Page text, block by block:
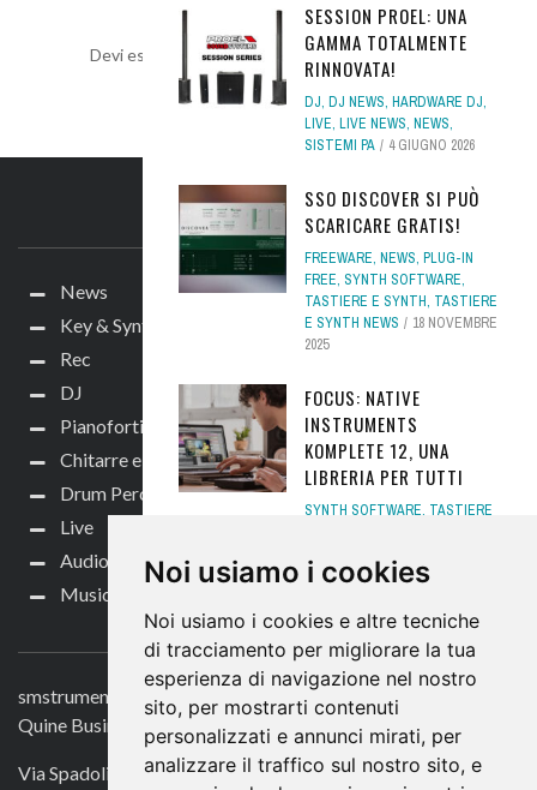
Noi usiamo i cookies
Noi usiamo i cookies e altre tecniche
di tracciamento per migliorare la tua
esperienza di navigazione nel nostro
sito, per mostrarti contenuti
personalizzati e annunci mirati, per
analizzare il traffico sul nostro sito, e
Devi essere connessoper inviare un commento.
SESSION PROEL: UNA
GAMMA TOTALMENTE
RINNOVATA!
DJ, DJ NEWS, HARDWARE DJ,
LIVE, LIVE NEWS, NEWS,
SISTEMI PA
4 GIUGNO 2026
SSO DISCOVER SI PUÒ
SCARICARE GRATIS!
FREEWARE, NEWS, PLUG-IN
FREE, SYNTH SOFTWARE,
TASTIERE E SYNTH, TASTIERE
E SYNTH NEWS
18 NOVEMBRE
2025
FOCUS: NATIVE
INSTRUMENTS
KOMPLETE 12, UNA
LIBRERIA PER TUTTI
SYNTH SOFTWARE, TASTIERE
TASTIERA ENTRY LEVEL
CONTROLLER TASTIERE
NEWS,TASTIERE E SYNTH,
TASTIERE E SYNTH NEWS
DICEMBRE 2019
IK MULTIMEDIA UNO
IL SITO
News
Key & Synth
Rec
DJ
Pianoforti e Arranger
Chitarre e bassi
Drum Perc
Live
Audio per video
Music Life
CONTATTACI
smstrumentimusicali.it
Quine Business Publisher
Via Spadolini 7